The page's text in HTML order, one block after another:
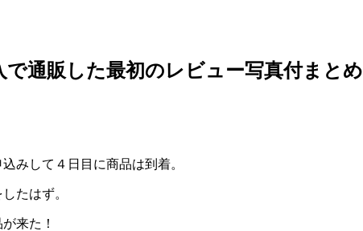
通販した最初のレビュー写真付まとめ
みして４日目に商品は到着。
たはず。
来た！